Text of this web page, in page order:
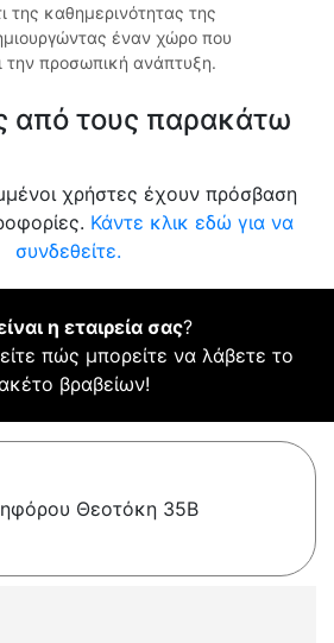
καθημερινότητας της
έναν χώρο που
την προσωπική ανάπτυξη.
από τους παρακάτω
χρήστες έχουν πρόσβαση
Κάντε κλικ εδώ για να
συνδεθείτε.
η εταιρεία σας?
πώς μπορείτε να λάβετε το
βραβείων!
Θεοτόκη 35Β